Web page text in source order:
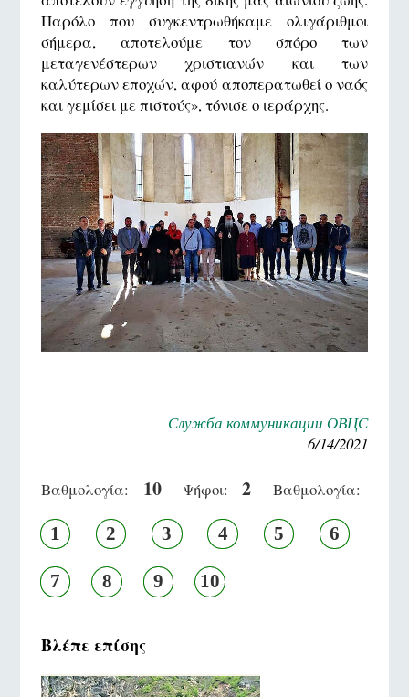
Παρόλο που συγκεντρωθήκαμε ολιγάριθμοι
σήμερα, αποτελούμε τον σπόρο των
μεταγενέστερων χριστιανών και των
καλύτερων εποχών, αφού αποπερατωθεί ο ναός
και γεμίσει με πιστούς», τόνισε ο ιεράρχης.
Служба коммуникации ОВЦС
6/14/2021
Βαθμολογία: 10 Ψήφοι: 2 Βαθμολογία:
1 2 3 4 5 6
7 8 9 10
Βλέπε επίσης